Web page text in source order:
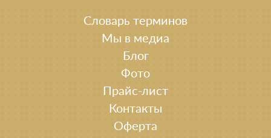
Словарь терминов
Мы в медиа
Блог
Фото
Прайс-лист
Контакты
Оферта